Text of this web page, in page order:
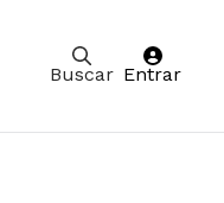
Buscar Entrar